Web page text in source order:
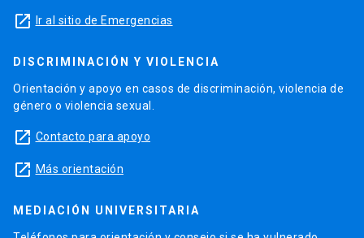
launch Ir al sitio de Emergencias
DISCRIMINACIÓN Y VIOLENCIA
Orientación y apoyo en casos de discriminación, violencia de
género o violencia sexual.
launch Contacto para apoyo
launch Más orientación
MEDIACIÓN UNIVERSITARIA